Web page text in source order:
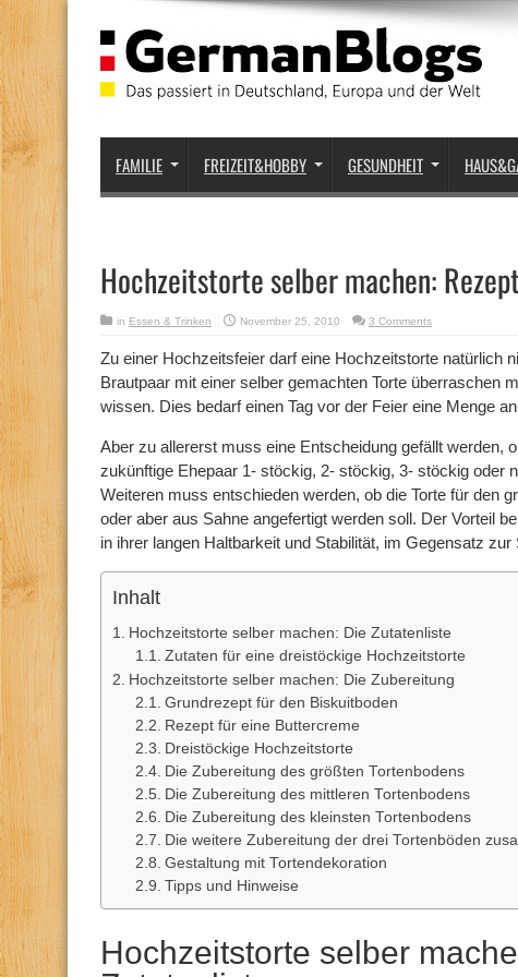
FAMILIE FREIZEIT&HOBBY GESUNDHEIT
Hochzeitstorte selber machen:
in Essen & Trinken November 25, 2010 3 Comments
Zu einer Hochzeitsfeier darf eine Hochzeitstorte natürlich
Brautpaar mit einer selber gemachten Torte überraschen
wissen. Dies bedarf einen Tag vor der Feier eine Menge
Aber zu allererst muss eine Entscheidung gefällt werden,
zukünftige Ehepaar 1- stöckig, 2- stöckig, 3- stöckig oder
Weiteren muss entschieden werden, ob die Torte für den
oder aber aus Sahne angefertigt werden soll. Der Vorteil
in ihrer langen Haltbarkeit und Stabilität, im Gegensatz zur
Inhalt
Hochzeitstorte selber machen: Die Zutatenliste
Zutaten für eine dreistöckige Hochzeitstorte
Hochzeitstorte selber machen: Die Zubereitung
Grundrezept für den Biskuitboden
Rezept für eine Buttercreme
Dreistöckige Hochzeitstorte
Die Zubereitung des größten Tortenbodens
Die Zubereitung des mittleren Tortenbodens
Die Zubereitung des kleinsten Tortenbodens
Die weitere Zubereitung der drei Tortenböden
Gestaltung mit Tortendekoration
Tipps und Hinweise
Hochzeitstorte selber